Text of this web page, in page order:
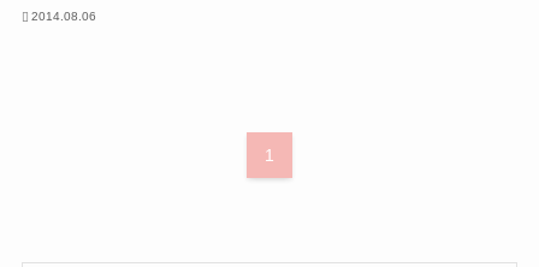
2014.08.06
1